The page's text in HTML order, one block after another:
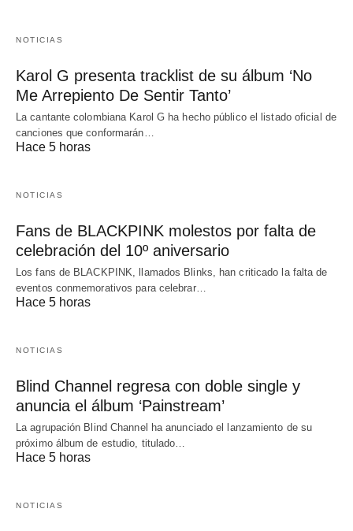
NOTICIAS
Karol G presenta tracklist de su álbum ‘No
Me Arrepiento De Sentir Tanto’
La cantante colombiana Karol G ha hecho público el listado oficial de
canciones que conformarán…
Hace 5 horas
NOTICIAS
Fans de BLACKPINK molestos por falta de
celebración del 10º aniversario
Los fans de BLACKPINK, llamados Blinks, han criticado la falta de
eventos conmemorativos para celebrar…
Hace 5 horas
NOTICIAS
Blind Channel regresa con doble single y
anuncia el álbum ‘Painstream’
La agrupación Blind Channel ha anunciado el lanzamiento de su
próximo álbum de estudio, titulado…
Hace 5 horas
NOTICIAS